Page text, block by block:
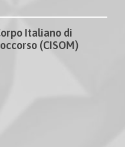
Italiano di
(CISOM)